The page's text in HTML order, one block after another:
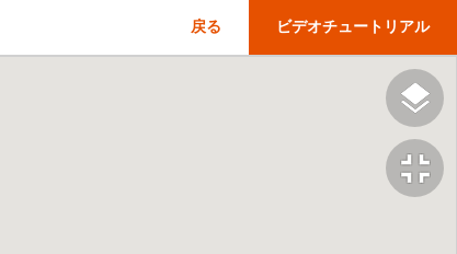
ビデオチュートリアル
戻る
fullscreen_exit